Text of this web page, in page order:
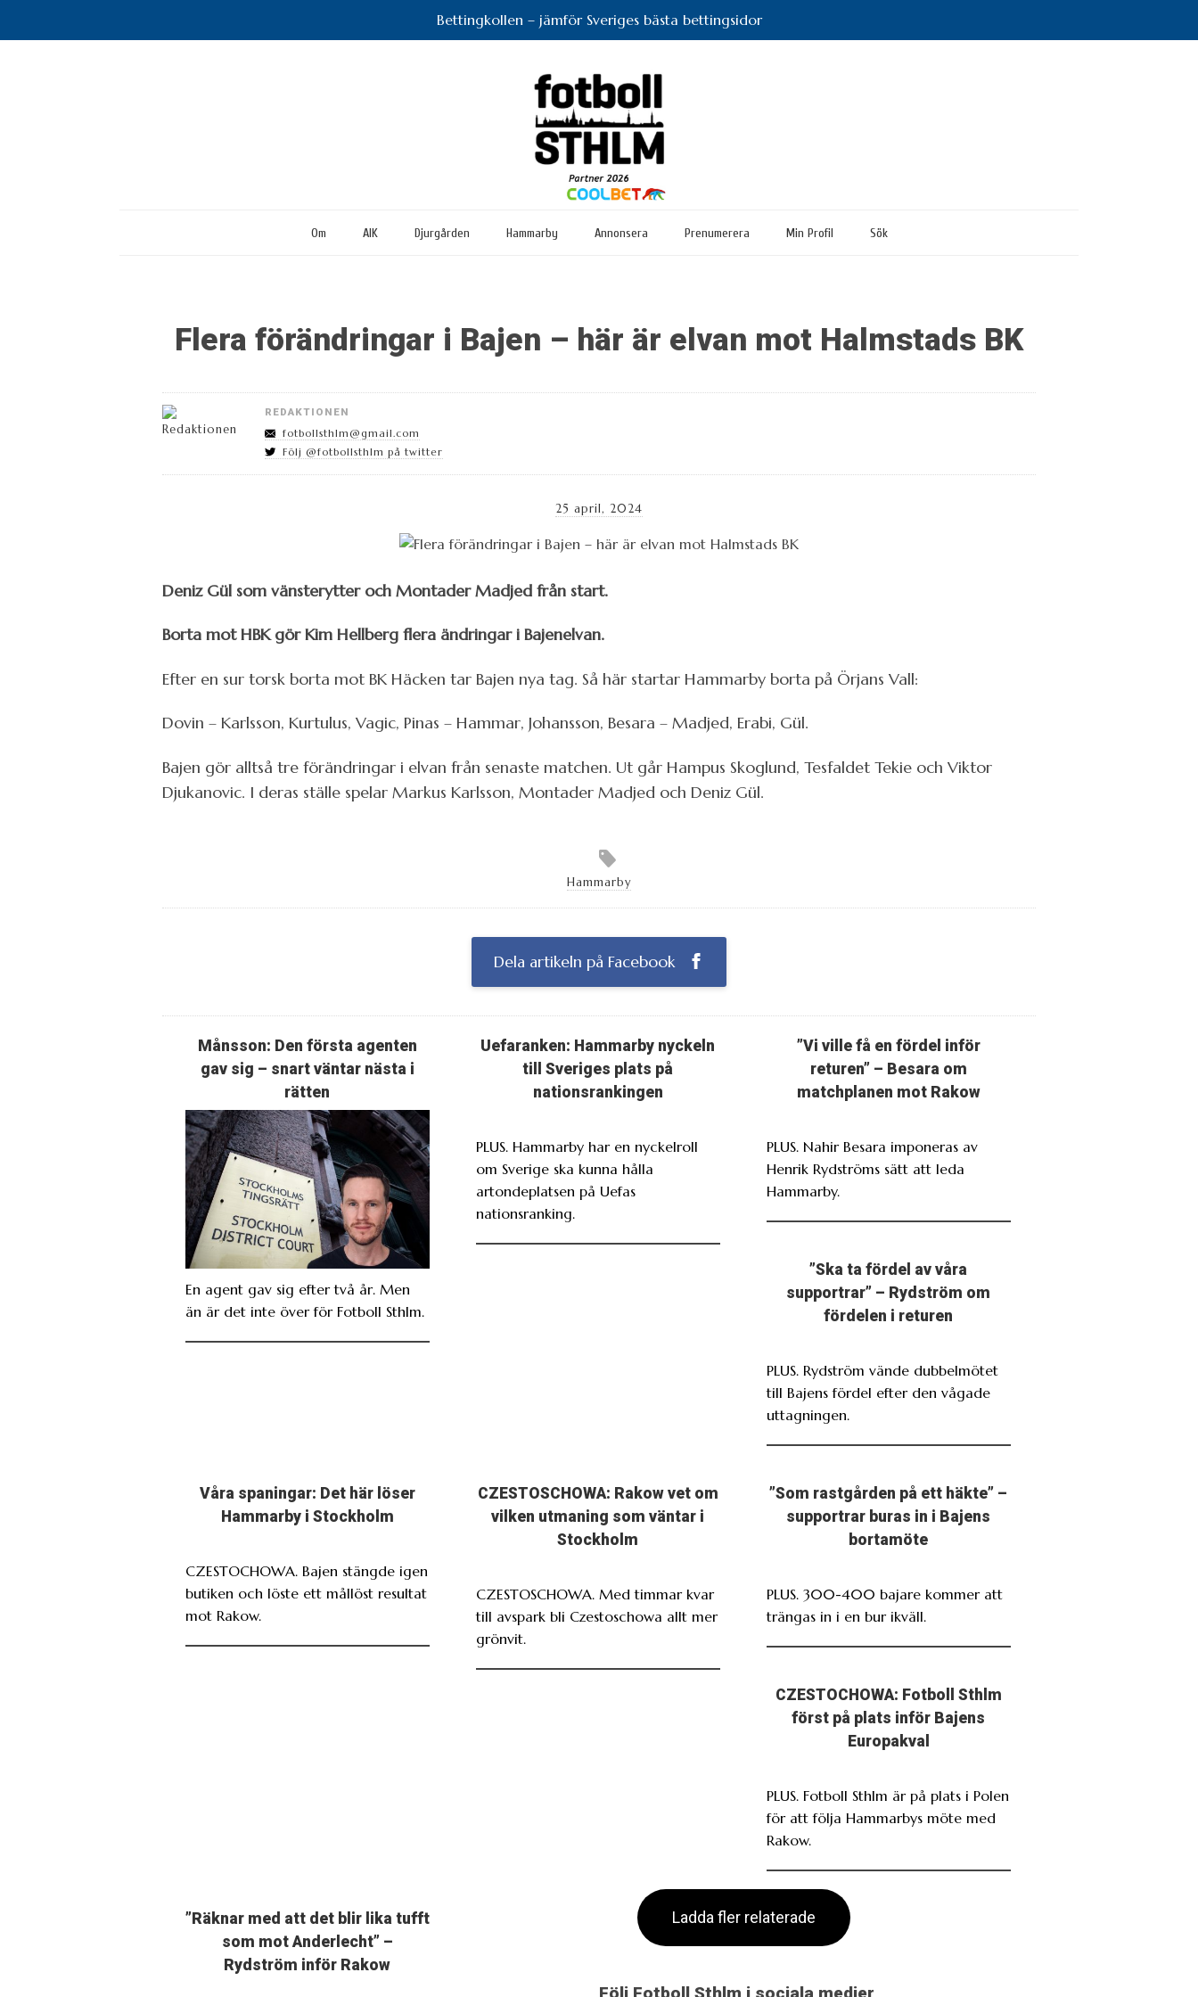
Bettingkollen – jämför Sveriges bästa bettingsidor
Om AIK Djurgården Hammarby Annonsera Prenumerera Min Profil Sök
Flera förändringar i Bajen – här är elvan mot Halmstads BK
REDAKTIONEN
fotbollsthlm@gmail.com
Följ @fotbollsthlm på twitter
25 april, 2024
Deniz Gül som vänsterytter och Montader Madjed från start.
Borta mot HBK gör Kim Hellberg flera ändringar i Bajenelvan.
Efter en sur torsk borta mot BK Häcken tar Bajen nya tag. Så här startar Hammarby borta på Örjans Vall:
Dovin – Karlsson, Kurtulus, Vagic, Pinas – Hammar, Johansson, Besara – Madjed, Erabi, Gül.
Bajen gör alltså tre förändringar i elvan från senaste matchen. Ut går Hampus Skoglund, Tesfaldet Tekie och Viktor
Djukanovic. I deras ställe spelar Markus Karlsson, Montader Madjed och Deniz Gül.
Hammarby
Dela artikeln på Facebook
Månsson: Den första agenten
gav sig – snart väntar nästa i
rätten
En agent gav sig efter två år. Men
än är det inte över för Fotboll Sthlm.
Uefaranken: Hammarby nyckeln
till Sveriges plats på
nationsrankingen
PLUS. Hammarby har en nyckelroll
om Sverige ska kunna hålla
artondeplatsen på Uefas
nationsranking.
”Vi ville få en fördel inför
returen” – Besara om
matchplanen mot Rakow
PLUS. Nahir Besara imponeras av
Henrik Rydströms sätt att leda
Hammarby.
”Ska ta fördel av våra
supportrar” – Rydström om
fördelen i returen
PLUS. Rydström vände dubbelmötet
till Bajens fördel efter den vågade
uttagningen.
Våra spaningar: Det här löser
Hammarby i Stockholm
CZESTOCHOWA. Bajen stängde igen
butiken och löste ett mållöst resultat
mot Rakow.
CZESTOSCHOWA: Rakow vet om
vilken utmaning som väntar i
Stockholm
CZESTOSCHOWA. Med timmar kvar
till avspark bli Czestoschowa allt mer
grönvit.
”Som rastgården på ett häkte” –
supportrar buras in i Bajens
bortamöte
PLUS. 300-400 bajare kommer att
trängas in i en bur ikväll.
CZESTOCHOWA: Fotboll Sthlm
först på plats inför Bajens
Europakval
PLUS. Fotboll Sthlm är på plats i Polen
för att följa Hammarbys möte med
Rakow.
”Räknar med att det blir lika tufft
som mot Anderlecht” –
Rydström inför Rakow
Ladda fler relaterade